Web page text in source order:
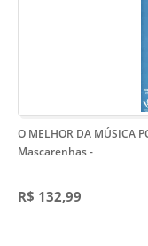
O MELHOR DA MÚSICA
Mascarenhas-
R$ 132,99